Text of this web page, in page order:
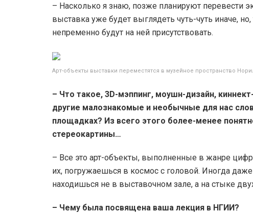
– Насколько я знаю, позже планируют перевести
выставка уже будет выглядеть чуть-чуть иначе,
непременно будут на ней присутствовать.
Арт-объекты выставки переместятся в музейное пространство
– Что такое, 3D-мэппинг, моушн-дизайн,
другие малознакомые и необычные для нас
площадках? Из всего этого более-менее
стереокартины…
– Все это арт-объекты, выполненные в жанре
их, погружаешься в космос с головой. Иногда
находишься не в выставочном зале, а на стыке
– Чему была посвящена ваша лекция в НГИИ?